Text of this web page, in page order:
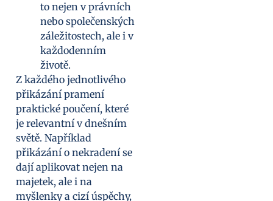
to nejen v právních
nebo společenských
záležitostech, ale i v
každodenním
životě.
Z každého jednotlivého
přikázání pramení
praktické poučení, které
je relevantní v dnešním
světě. Například
přikázání o nekradení se
dají aplikovat nejen na
majetek, ale i na
myšlenky a cizí úspěchy,